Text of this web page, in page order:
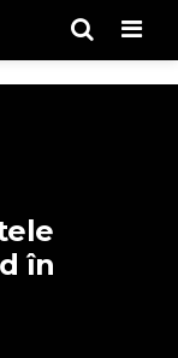
în